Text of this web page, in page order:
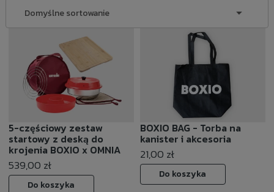
5-częściowy zestaw
startowy z deską do
krojenia BOXIO x OMNIA
539,00 zł
Do koszyka
BOXIO BAG - Torba na
kanister i akcesoria
21,00 zł
Do koszyka